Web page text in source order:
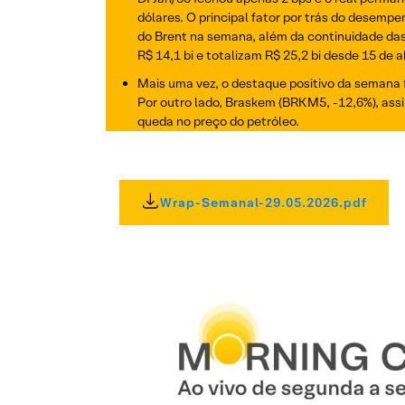
dólares. O principal fator por trás do
do Brent na semana, além da continuidade
R$ 14,1 bi e totalizam R$ 25,2 bi desde 15
Mais uma vez, o destaque positivo da
Por outro lado, Braskem (BRKM5, -12,6%),
queda no preço do petróleo.
Wrap-Semanal-29.05.2026.pdf